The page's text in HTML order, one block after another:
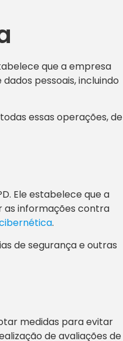
que a empresa
pessoais, incluindo
essas operações, de
Ele estabelece que a
as informações contra
.
de segurança e outras
medidas para evitar
de avaliações de